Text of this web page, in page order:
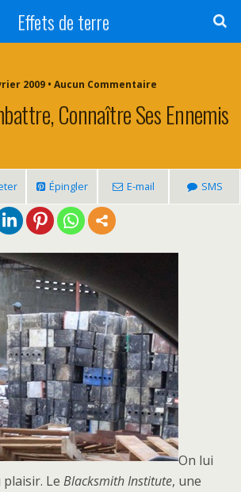
Effets de terre
2009 • Aucun Commentaire
Connaître Ses Ennemis
Épingler E-mail SMS
On lui
Le Blacksmith Institute, une